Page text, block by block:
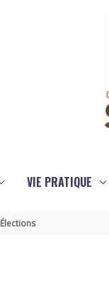
VIE PRATIQUE
Élections